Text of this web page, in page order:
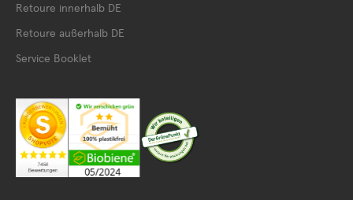
Retoure innerhalb DE
Retoure außerhalb DE
Service Booklet